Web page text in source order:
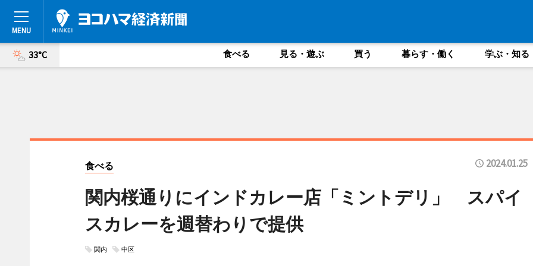
33°C 食べる 見る・遊ぶ 買う 暮らす・働く 学ぶ・知る
食べる 2024.01.25
関内桜通りにインドカレー店「ミントデリ」 スパイ
スカレーを週替わりで提供
関内 中区